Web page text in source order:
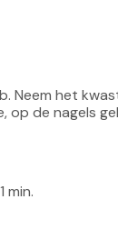
Neem het
op de nagels
min.